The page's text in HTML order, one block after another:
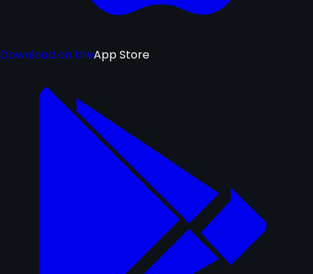
Download on theApp Store